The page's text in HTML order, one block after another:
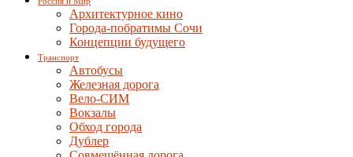
Архитектурное кино
Города-побратимы Сочи
Концепции будущего
Транспорт
Автобусы
Железная дорога
Вело-СИМ
Вокзалы
Обход города
Дублер